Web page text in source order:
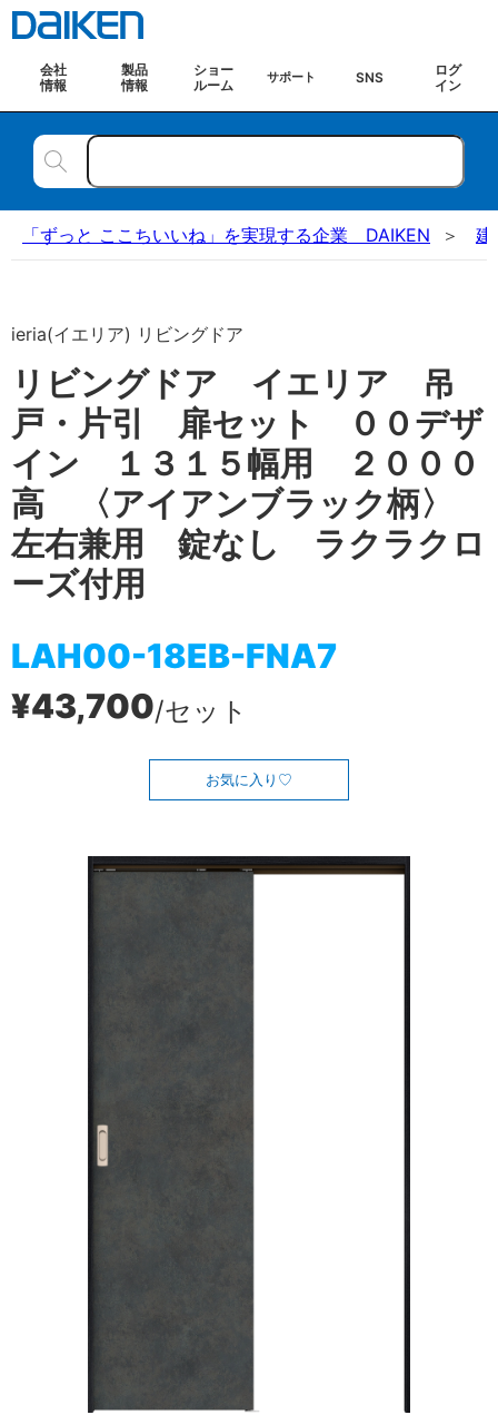
会社
情報
製品
情報
ショー
ルーム
サポート SNS
ログ
イン
「ずっと ここちいいね」を実現する企業 DAIKEN 建
ieria(イエリア) リビングドア
リビングドア イエリア 吊
戸・片引 扉セット ００デザ
イン １３１５幅用 ２０００
高 〈アイアンブラック柄〉
左右兼用 錠なし ラクラクロ
ーズ付用
LAH00-18EB-FNA7
¥43,700/セット
お気に入り